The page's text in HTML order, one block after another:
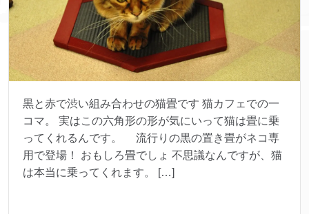
黒と赤で渋い組み合わせの猫畳です 猫カフェでの一
コマ。 実はこの六角形の形が気にいって猫は畳に乗
ってくれるんです。 流行りの黒の置き畳がネコ専
用で登場！ おもしろ畳でしょ 不思議なんですが、猫
は本当に乗ってくれます。 […]